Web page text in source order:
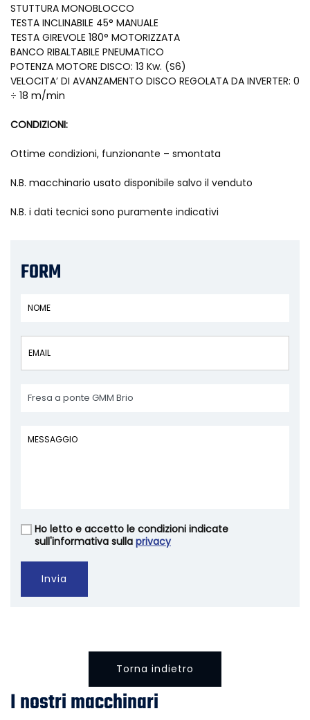
STUTTURA MONOBLOCCO
TESTA INCLINABILE 45° MANUALE
TESTA GIREVOLE 180° MOTORIZZATA
BANCO RIBALTABILE PNEUMATICO
POTENZA MOTORE DISCO: 13 Kw. (S6)
VELOCITA’ DI AVANZAMENTO DISCO REGOLATA DA INVERTER: 0
÷ 18 m/min
CONDIZIONI:
Ottime condizioni, funzionante – smontata
N.B. macchinario usato disponibile salvo il venduto
N.B. i dati tecnici sono puramente indicativi
FORM
VuotoHo letto e accetto le condizioni indicate
sull'informativa sulla privacy
Invia
Torna indietro
I nostri macchinari